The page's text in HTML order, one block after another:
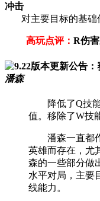
冲击
对主要目标的基础
高玩点评： R伤
潘森
降低了Q技能
值。移除了W技
潘森一直都作
英雄而存在，尤
森的一些部分做
水平对局，主要
线能力。